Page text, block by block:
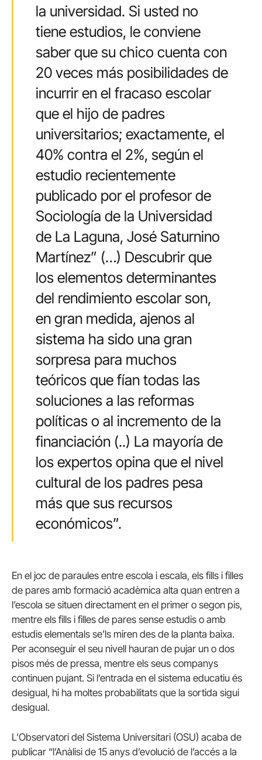
la universidad. Si usted no
tiene estudios, le conviene
saber que su chico cuenta con
20 veces más posibilidades de
incurrir en el fracaso escolar
que el hijo de padres
universitarios; exactamente, el
40% contra el 2%, según el
estudio recientemente
publicado por el profesor de
Sociología de la Universidad
de La Laguna, José Saturnino
Martínez” (…) Descubrir que
los elementos determinantes
del rendimiento escolar son,
en gran medida, ajenos al
sistema ha sido una gran
sorpresa para muchos
teóricos que fían todas las
soluciones a las reformas
políticas o al incremento de la
financiación (..) La mayoría de
los expertos opina que el nivel
cultural de los padres pesa
más que sus recursos
económicos”.
En el joc de paraules entre escola i escala, els fills i filles
de pares amb formació acadèmica alta quan entren a
l’escola se situen directament en el primer o segon pis,
mentre els fills i filles de pares sense estudis o amb
estudis elementals se’ls miren des de la planta baixa.
Per aconseguir el seu nivell hauran de pujar un o dos
pisos més de pressa, mentre els seus companys
continuen pujant. Si l’entrada en el sistema educatiu és
desigual, hi ha moltes probabilitats que la sortida sigui
desigual.
L’Observatori del Sistema Universitari (OSU) acaba de
publicar “l’Anàlisi de 15 anys d’evolució de l’accés a la